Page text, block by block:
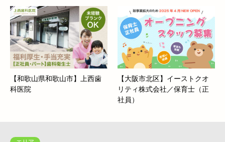
【和歌山県和歌山市】上西歯
科医院
【大阪市北区】イーストクオ
リティ株式会社／保育士（正
社員）